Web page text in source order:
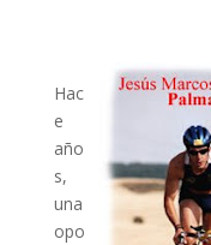
Hac
e
año
s,
una
opo